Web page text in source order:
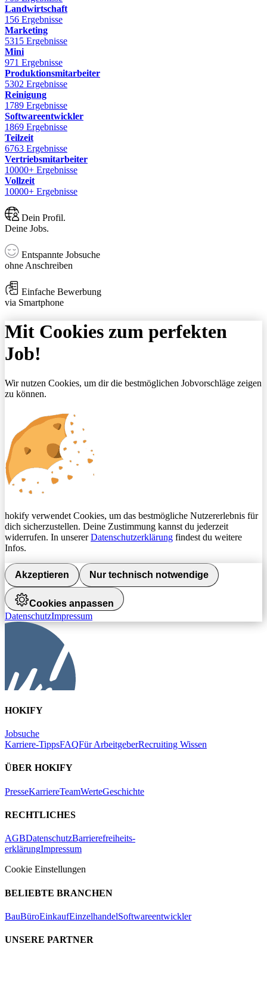
Landwirtschaft
156 Ergebnisse
Marketing
5315 Ergebnisse
Mini
971 Ergebnisse
Produktionsmitarbeiter
5302 Ergebnisse
Reinigung
1789 Ergebnisse
Softwareentwickler
1869 Ergebnisse
Teilzeit
6763 Ergebnisse
Vertriebsmitarbeiter
10000+ Ergebnisse
Vollzeit
10000+ Ergebnisse
Dein Profil.
Deine Jobs.
Entspannte Jobsuche
ohne Anschreiben
Einfache Bewerbung
via Smartphone
Mit Cookies zum perfekten
Job!
Wir nutzen Cookies, um dir die bestmöglichen Jobvorschläge zeigen
zu können.
hokify verwendet Cookies, um das bestmögliche Nutzererlebnis für
dich sicherzustellen. Deine Zustimmung kannst du jederzeit
widerrufen. In unsererDatenschutzerklärung findest du weitere
Infos.
Akzeptieren Nur technisch notwendige
Cookies anpassen
DatenschutzImpressum
HOKIFY
Jobsuche
Karriere-TippsFAQFür ArbeitgeberRecruiting Wissen
ÜBER HOKIFY
PresseKarriereTeamWerteGeschichte
RECHTLICHES
AGBDatenschutzBarrierefreiheits-
erklärungImpressum
Cookie Einstellungen
BELIEBTE BRANCHEN
BauBüroEinkaufEinzelhandelSoftwareentwickler
UNSERE PARTNER